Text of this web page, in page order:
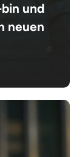
und
neuen